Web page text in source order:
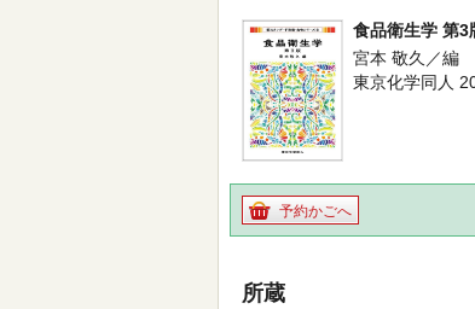
食品衛生学 第3
宮本 敬久／編
東京化学同人
予約かごへ
所蔵